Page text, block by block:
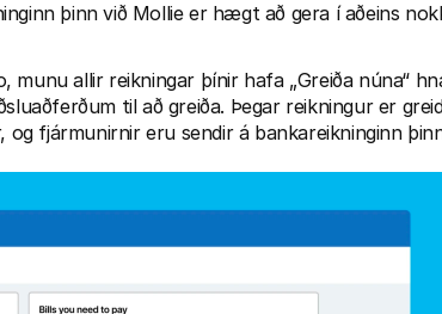
þinn við Mollie er hægt að gera í aðeins
munu allir reikningar þínir hafa „Greiða núna“
til að greiða. Þegar reikningur er
fjármunirnir eru sendir á bankareikninginn